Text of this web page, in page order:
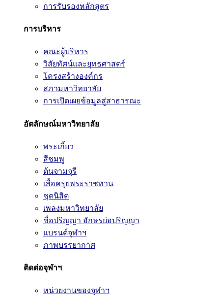
การรับรองหลักสูตร
การบริหาร
คณะผู้บริหาร
วิสัยทัศน์และยุทธศาสตร์
โครงสร้างองค์กร
สภามหาวิทยาลัย
การเปิดเผยข้อมูลสู่สาธารณะ
อัตลักษณ์มหาวิทยาลัย
พระเกี้ยว
สีชมพู
ต้นจามจุรี
เสื้อครุยพระราชทาน
ชุดนิสิต
เพลงมหาวิทยาลัย
ชื่อปริญญา อักษรย่อปริญญา
แบรนด์จุฬาฯ
ภาพบรรยากาศ
ติดต่อจุฬาฯ
หน่วยงานของจุฬาฯ